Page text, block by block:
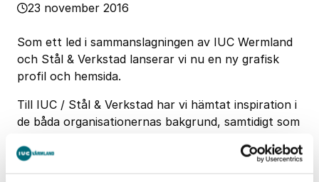
23 november 2016
Som ett led i sammanslagningen av IUC Wermland
och Stål & Verkstad lanserar vi nu en ny grafisk
profil och hemsida.
Till IUC / Stål & Verkstad har vi hämtat inspiration i
de båda organisationernas bakgrund, samtidigt som
speglar Värmländsk industri på 2010-talet.